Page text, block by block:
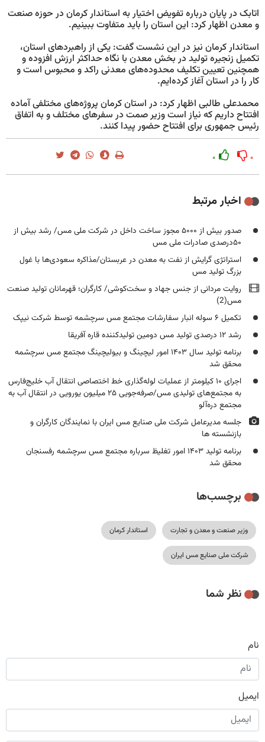
اتابک در پایان درباره تفویض اختیار به استاندار کرمان در حوزه صنعت
و معدن اظهار کرد: این استان را باید متفاوت ببینیم.
استاندار کرمان نیز در این نشست گفت: یکی از راهبردهای استان،
تکمیل زنجیره تولید در بخش معدن با نگاه حداکثر ارزش افزوده و
همچنین تعیین تکلیف محدوده‌های معدنی راکد و محبوس است و
کار را در استان آغاز کرده‌ایم.
محمدعلی طالبی اظهار کرد: در استان کرمان پروژه‌های مختلفی آماده
افتتاح داریم که نیاز است وزیر صمت در سفرهای مختلف و به اتفاق
رئیس جمهوری برای افتتاح حضور پیدا کنند.
۰ ۰
اخبار مرتبط
صدور بیش ‌از ۵۰۰۰ مجوز ساخت داخل در شرکت ملی مس/ رشد بیش‌ از
۵۰درصدی صادرات ملی مس
استراتژی گرایش از نفت به معدن در عربستان/مذاکره سعودی‌ها با غول
بزرگ تولید مس
روایت مردانی از جنس جهاد و سخت‌کوشی/ کارگران؛ قهرمانان تولید صنعت
مس(2)
تکمیل ۶ سوله انبار سفارشات مجتمع مس سرچشمه توسط شرکت نیپک
رشد ۱۲ درصدی تولید مس دومین تولیدکننده قاره آفریقا
برنامه تولید سال ۱۴۰۳ امور لیچینگ و بیولیچینگ مجتمع مس سرچشمه
محقق شد
اجرای ۱۰ کیلومتر از عملیات لوله‌گذاری خط اختصاصی انتقال آب خلیج‌فارس
به مجتمع‌های تولیدی مس/صرفه‌جویی ۲۵ میلیون یورویی در انتقال آب به
مجتمع دره‌آلو
جلسه مدیرعامل شرکت ملی صنایع مس ایران با نمایندگان کارگران و
بازنشسته ها
برنامه تولید ۱۴۰۳ امور تغلیظ سرباره مجتمع مس سرچشمه رفسنجان
محقق شد
برچسب‌ها
وزیر صنعت و معدن و تجارت استاندار کرمان
شرکت ملی صنایع مس ایران
نظر شما
نام
ایمیل